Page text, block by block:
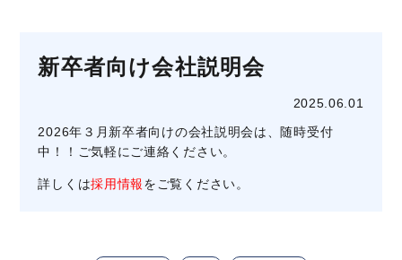
新卒者向け会社説明会
2025.06.01
2026年３月新卒者向けの会社説明会は、随時受付
中！！ご気軽にご連絡ください。
詳しくは採用情報をご覧ください。